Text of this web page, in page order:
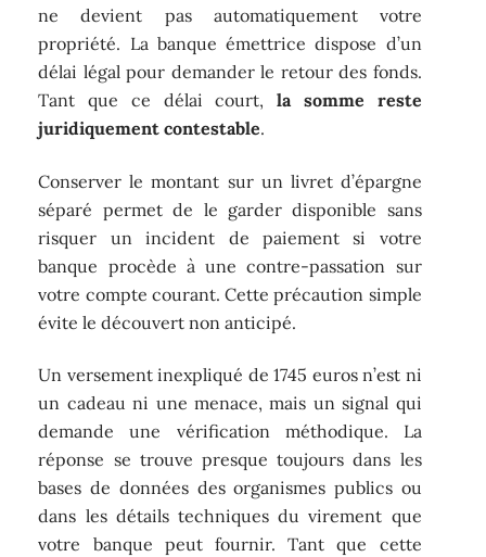
ne devient pas automatiquement votre
propriété. La banque émettrice dispose d’un
délai légal pour demander le retour des fonds.
Tant que ce délai court,la somme reste
juridiquement contestable.
Conserver le montant sur un livret d’épargne
séparé permet de le garder disponible sans
risquer un incident de paiement si votre
banque procède à une contre-passation sur
votre compte courant. Cette précaution simple
évite le découvert non anticipé.
Un versement inexpliqué de 1745 euros n’est ni
un cadeau ni une menace, mais un signal qui
demande une vérification méthodique. La
réponse se trouve presque toujours dans les
bases de données des organismes publics ou
dans les détails techniques du virement que
votre banque peut fournir. Tant que cette